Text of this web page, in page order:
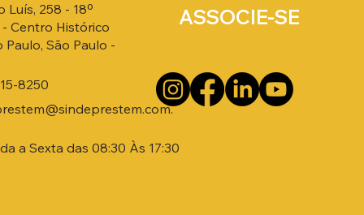
Luís, 258 - 18º
Centro Histórico
Paulo, São Paulo -
8250
a Sexta das 08:30 Às 17:30
ASSOCIE-SE